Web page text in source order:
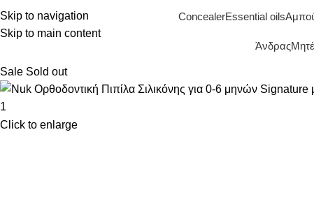
Skip to navigation
Skip to main content
ConcealerEssential oils
Άνδρας
Sale Sold out
Click to enlarge